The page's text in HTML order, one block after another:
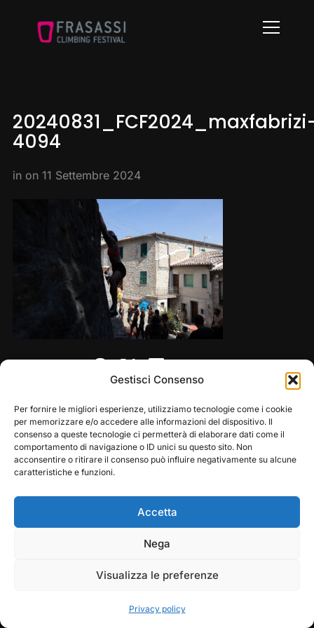
Gestisci Consenso
Per fornire le migliori esperienze, utilizziamo tecnologie come i cookie
per memorizzare e/o accedere alle informazioni del dispositivo. Il
consenso a queste tecnologie ci permetterà di elaborare dati come il
comportamento di navigazione o ID unici su questo sito. Non
acconsentire o ritirare il consenso può influire negativamente su alcune
caratteristiche e funzioni.
Accetta
Nega
Visualizza le preferenze
Privacy policy
Info
4094
in on 11 Settembre 2024
Copyright © 2026 — Frasassi Climbing Festival. All
Designed byWPZOOM